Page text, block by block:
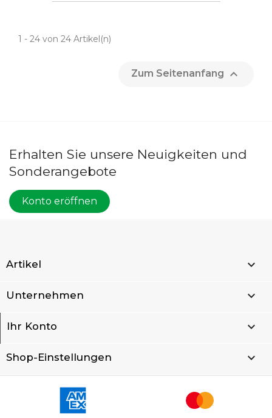
1 - 24 von 24 Artikel(n)
Zum Seitenanfang 
Erhalten Sie unsere Neuigkeiten und
Sonderangebote
Konto eröffnen
Artikel 
Unternehmen 
Ihr Konto 
Shop-Einstellungen keyboard_arrow_down